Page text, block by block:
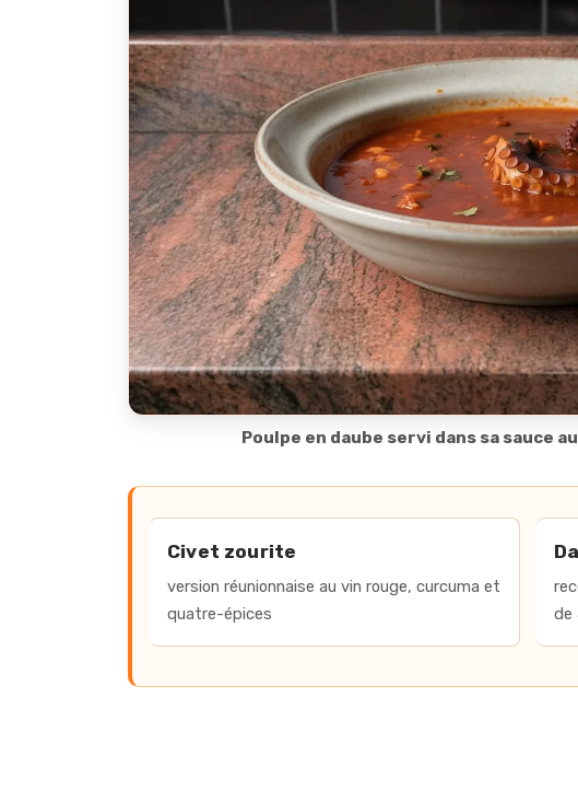
Poulpe en daube servi dans sa sauce
Accès rapide aux recettes
Civet zourite
version réunionnaise au vin rouge, curcuma et
quatre-épices
de